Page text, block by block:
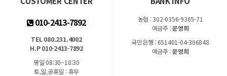
010-2413-7892
TEL 080.231.4002
H.P 010-2413-7892
평일 08:30~18:30
토,일,공휴일 : 휴무
농협 : 302-0356-9365-71
예금주 :문영희
국민은행 : 651401-04-306848
예금주 :문영희